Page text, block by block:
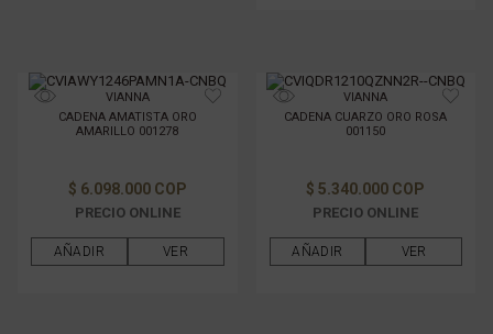
VIANNA
CADENA AMATISTA ORO
AMARILLO 001278
$ 6.098.000 COP
PRECIO ONLINE
AÑADIR VER
VIANNA
CADENA CUARZO ORO ROSA
001150
$ 5.340.000 COP
PRECIO ONLINE
AÑADIR VER